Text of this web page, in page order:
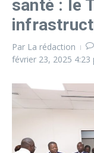
santé : le
Par La rédaction
février 23, 2025 4:23